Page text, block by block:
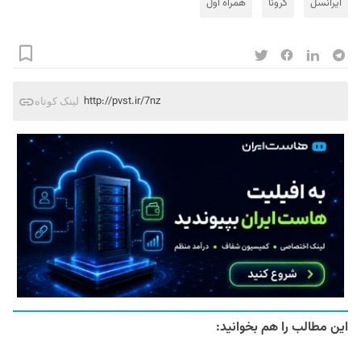
ایرانسل کرونا همراه اول
لینک کوتاه http://pvst.ir/7nz
این مطالب را هم بخوانید: